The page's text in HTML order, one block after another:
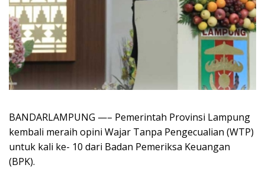
BANDARLAMPUNG —– Pemerintah Provinsi Lampung
kembali meraih opini Wajar Tanpa Pengecualian (WTP)
untuk kali ke- 10 dari Badan Pemeriksa Keuangan
(BPK).